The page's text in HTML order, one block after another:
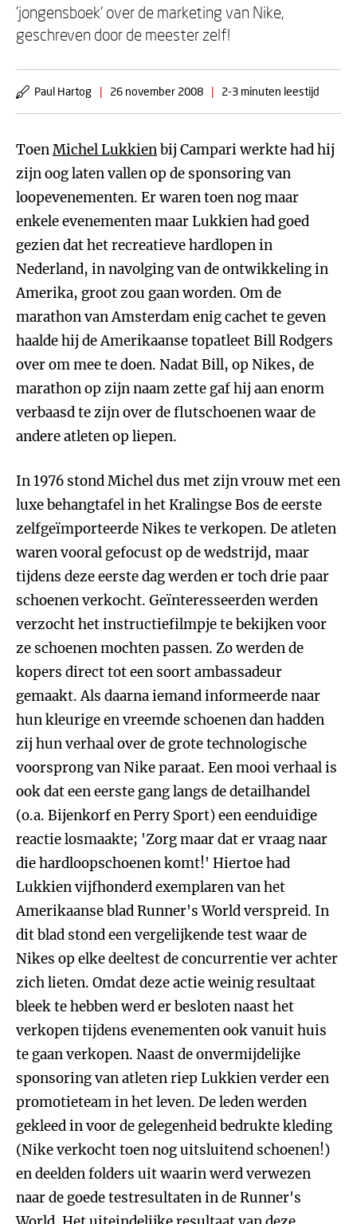
'jongensboek' over de marketing van Nike,
geschreven door de meester zelf!
Paul Hartog | 26 november 2008 | 2-3 minuten leestijd
ToenMichel Lukkienbij Campari werkte had hij
zijn oog laten vallen op de sponsoring van
loopevenementen. Er waren toen nog maar
enkele evenementen maar Lukkien had goed
gezien dat het recreatieve hardlopen in
Nederland, in navolging van de ontwikkeling in
Amerika, groot zou gaan worden. Om de
marathon van Amsterdam enig cachet te geven
haalde hij de Amerikaanse topatleet Bill Rodgers
over om mee te doen. Nadat Bill, op Nikes, de
marathon op zijn naam zette gaf hij aan enorm
verbaasd te zijn over de flutschoenen waar de
andere atleten op liepen.
In 1976 stond Michel dus met zijn vrouw met een
luxe behangtafel in het Kralingse Bos de eerste
zelfgeïmporteerde Nikes te verkopen. De atleten
waren vooral gefocust op de wedstrijd, maar
tijdens deze eerste dag werden er toch drie paar
schoenen verkocht. Geïnteresseerden werden
verzocht het instructiefilmpje te bekijken voor
ze schoenen mochten passen. Zo werden de
kopers direct tot een soort ambassadeur
gemaakt. Als daarna iemand informeerde naar
hun kleurige en vreemde schoenen dan hadden
zij hun verhaal over de grote technologische
voorsprong van Nike paraat. Een mooi verhaal is
ook dat een eerste gang langs de detailhandel
(o.a. Bijenkorf en Perry Sport) een eenduidige
reactie losmaakte; 'Zorg maar dat er vraag naar
die hardloopschoenen komt!' Hiertoe had
Lukkien vijfhonderd exemplaren van het
Amerikaanse blad Runner's World verspreid. In
dit blad stond een vergelijkende test waar de
Nikes op elke deeltest de concurrentie ver achter
zich lieten. Omdat deze actie weinig resultaat
bleek te hebben werd er besloten naast het
verkopen tijdens evenementen ook vanuit huis
te gaan verkopen. Naast de onvermijdelijke
sponsoring van atleten riep Lukkien verder een
promotieteam in het leven. De leden werden
gekleed in voor de gelegenheid bedrukte kleding
(Nike verkocht toen nog uitsluitend schoenen!)
en deelden folders uit waarin werd verwezen
naar de goede testresultaten in de Runner's